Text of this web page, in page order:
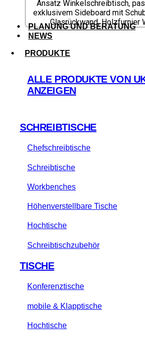
PLANUNG UND BERATUNG
NEWS
PRODUKTE
ALLE PRODUKTE VON
ANZEIGEN
SCHREIBTISCHE
Chefschreibtische
Schreibtische
Workbenches
Höhenverstellbare Tische
Hochtische
Schreibtischzubehör
TISCHE
Konferenztische
mobile & Klapptische
Hochtische